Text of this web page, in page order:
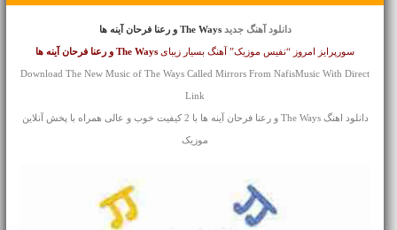
دانلود آهنگ جدید The Ways و رعنا فرحان آینه ها
سورپرایز امروز “نفیس موزیک” آهنگ بسیار زیبای The Ways و رعنا فرحان آینه ها
Download The New Music of The Ways Called Mirrors From NafisMusic With Direct
Link
دانلود اهنگ The Ways و رعنا فرحان آینه ها با 2 کیفیت خوب و عالی همراه با پخش آنلاین
موزیک